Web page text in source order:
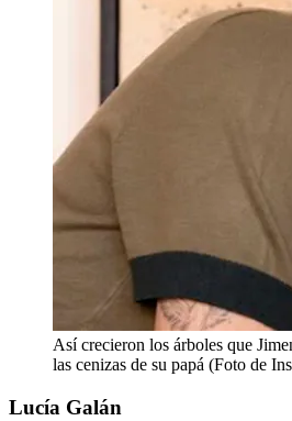
Así crecieron los árboles que
las cenizas de su papá (Foto de
Lucía Galán